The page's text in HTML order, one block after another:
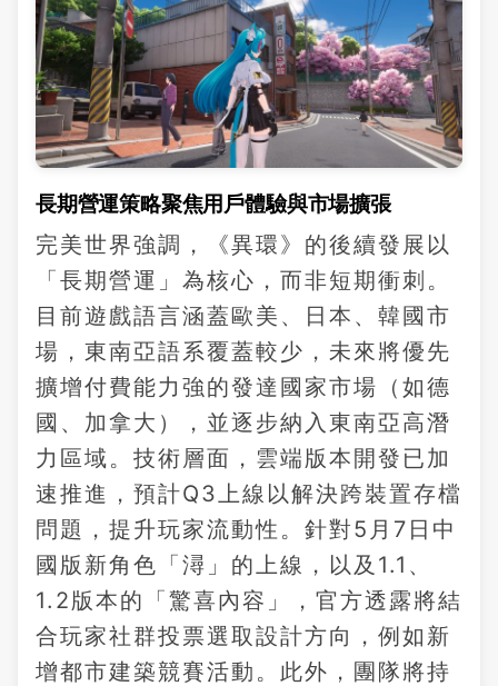
長期營運策略聚焦用戶體驗與市場擴張
完美世界強調，《異環》的後續發展以
「長期營運」為核心，而非短期衝刺。
目前遊戲語言涵蓋歐美、日本、韓國市
場，東南亞語系覆蓋較少，未來將優先
擴增付費能力強的發達國家市場（如德
國、加拿大），並逐步納入東南亞高潛
力區域。技術層面，雲端版本開發已加
速推進，預計Q3上線以解決跨裝置存檔
問題，提升玩家流動性。針對5月7日中
國版新角色「潯」的上線，以及1.1、
1.2版本的「驚喜內容」，官方透露將結
合玩家社群投票選取設計方向，例如新
增都市建築競賽活動。此外，團隊將持